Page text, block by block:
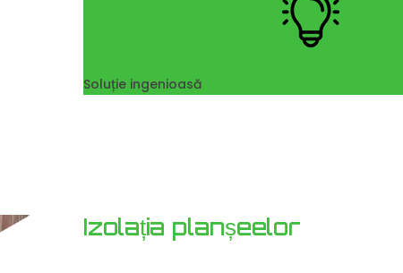
Soluție ingenioasă
Izolația planșeelor